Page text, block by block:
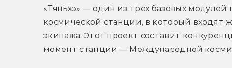
«Тяньхэ» — один из трех базовых
космической станции, в который
экипажа. Этот проект составит
момент станции — Международной